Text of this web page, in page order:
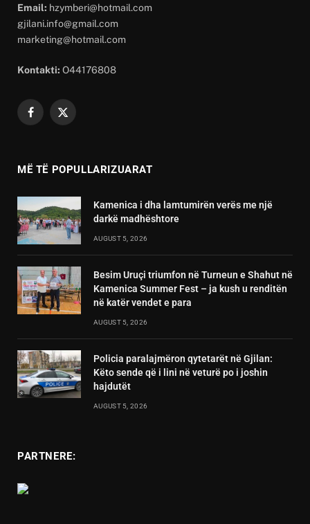
Email: hzymberi@hotmail.com
gjilani.info@gmail.com
marketing@hotmail.com
Kontakti: O44176808
Facebook
X
MË TË POPULLARIZUARAT
Kamenica i dha lamtumirën verës me një
darkë madhështore
AUGUST 5, 2026
Besim Uruçi triumfon në Turneun e Shahut në
Kamenica Summer Fest – ja kush u renditën
në katër vendet e para
AUGUST 5, 2026
Policia paralajmëron qytetarët në Gjilan:
Këto sende që i lini në veturë po i joshin
hajdutët
AUGUST 5, 2026
PARTNERE: